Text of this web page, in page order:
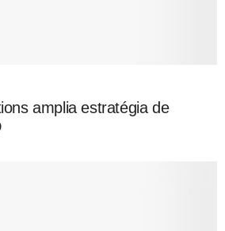
amplia estratégia de